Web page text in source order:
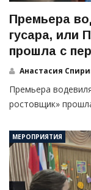
Премьера
гусара, или
прошла с
Анастасия
Премьера
ростовщик»
МЕРОПРИЯТИЯ